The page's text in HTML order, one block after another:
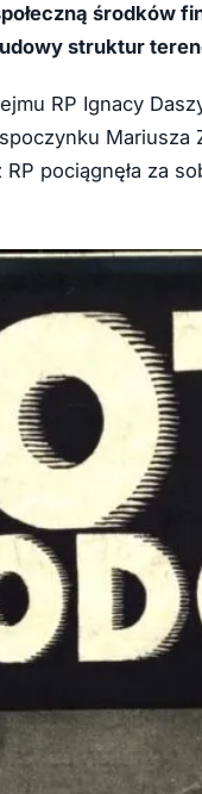
środków
struktur
RP Ignacy
Mariusza
pociągnęła za